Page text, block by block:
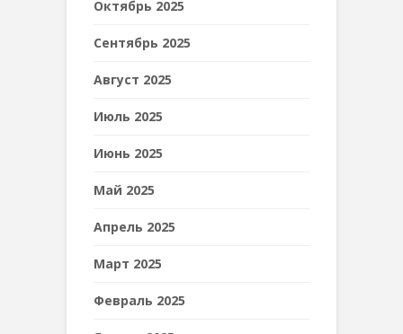
Октябрь 2025
Сентябрь 2025
Август 2025
Июль 2025
Июнь 2025
Май 2025
Апрель 2025
Март 2025
Февраль 2025